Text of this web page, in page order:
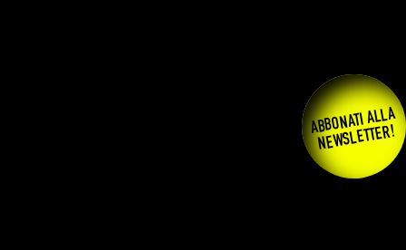
ABBONATI ALLA
NEWSLETTER!